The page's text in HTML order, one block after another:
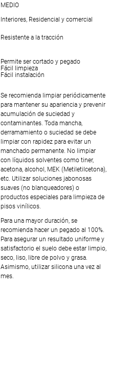
MEDIO
Interiores, Residencial y comercial
Resistente a la tracción
Permite ser cortado y pegado
Fácil limpieza
Fácil instalación
Se recomienda limpiar periódicamente
para mantener su apariencia y prevenir
acumulación de suciedad y
contaminantes. Toda mancha,
derramamiento o suciedad se debe
limpiar con rapidez para evitar un
manchado permanente. No limpiar
con líquidos solventes como tiner,
acetona, alcohol, MEK (Metiletilcetona),
etc. Utilizar soluciones jabonosas
suaves (no blanqueadores) o
productos especiales para limpieza de
pisos vinílicos.
Para una mayor duración, se
recomienda hacer un pegado al 100%.
Para asegurar un resultado uniforme y
satisfactorio el suelo debe estar limpio,
seco, liso, libre de polvo y grasa.
Asimismo, utilizar silicona una vez al
mes.